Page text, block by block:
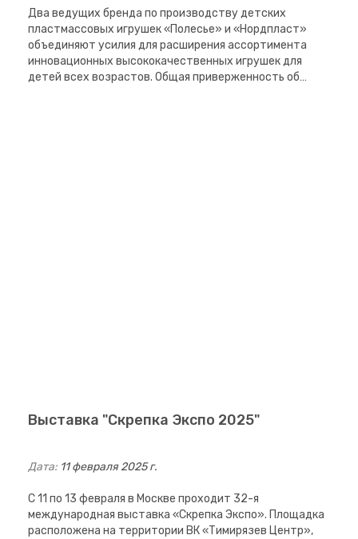
Два ведущих бренда по производству детских
пластмассовых игрушек «Полесье» и «Нордпласт»
объединяют усилия для расширения ассортимента
инновационных высококачественных игрушек для
детей всех возрастов. Общая приверженность об…
Выставка "Скрепка Экспо 2025"
Дата: 11 февраля 2025 г.
С 11 по 13 февраля в Москве проходит 32-я
международная выставка «Скрепка Экспо». Площадка
расположена на территории ВК «Тимирязев Центр»,